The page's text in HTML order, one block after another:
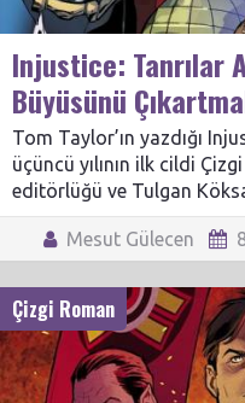
Injustice: Tanrılar
Büyüsünü
Tom Taylor’ın yazdığı
üçüncü yılının ilk cildi
editörlüğü ve Tulgan
Mesut Gülecen
Çizgi Roman